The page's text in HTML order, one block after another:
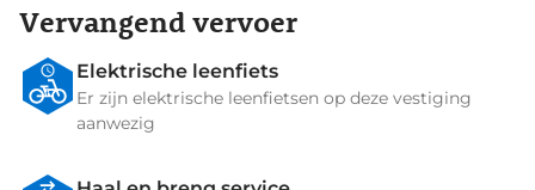
Vervangend vervoer
Elektrische leenfiets
Er zijn elektrische leenfietsen op deze vestiging
aanwezig